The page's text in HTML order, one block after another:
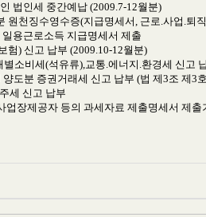
법인세 중간예납 (2009.7-12월분)
원천징수영수증(지급명세서, 근로.사업.퇴
일용근로소득 지급명세서 제출
험) 신고 납부 (2009.10-12월분)
별소비세(석유류),교통.에너지.환경세 신고
양도분 증권거래세 신고 납부 (법 제3조 제3
세 신고 납부
업장제공자 등의 과세자료 제출명세서 제출